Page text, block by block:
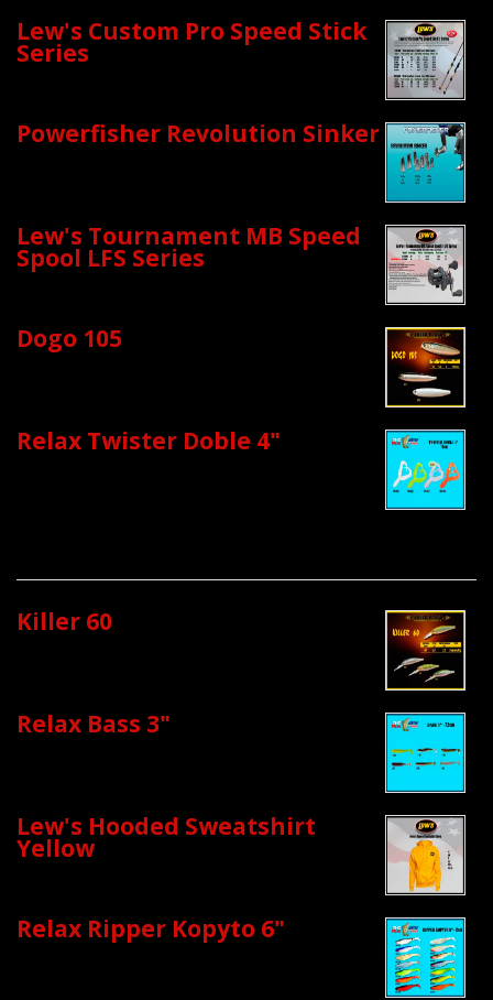
Lew's Custom Pro Speed Stick
Series
Powerfisher Revolution Sinker
Lew's Tournament MB Speed
Spool LFS Series
Dogo 105
Relax Twister Doble 4"
Killer 60
Relax Bass 3"
Lew's Hooded Sweatshirt
Yellow
Relax Ripper Kopyto 6"